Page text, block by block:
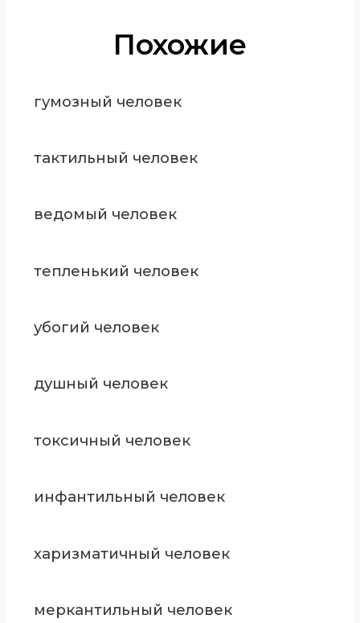
Похожие
гумозный человек
тактильный человек
ведомый человек
тепленький человек
убогий человек
душный человек
токсичный человек
инфантильный человек
харизматичный человек
меркантильный человек